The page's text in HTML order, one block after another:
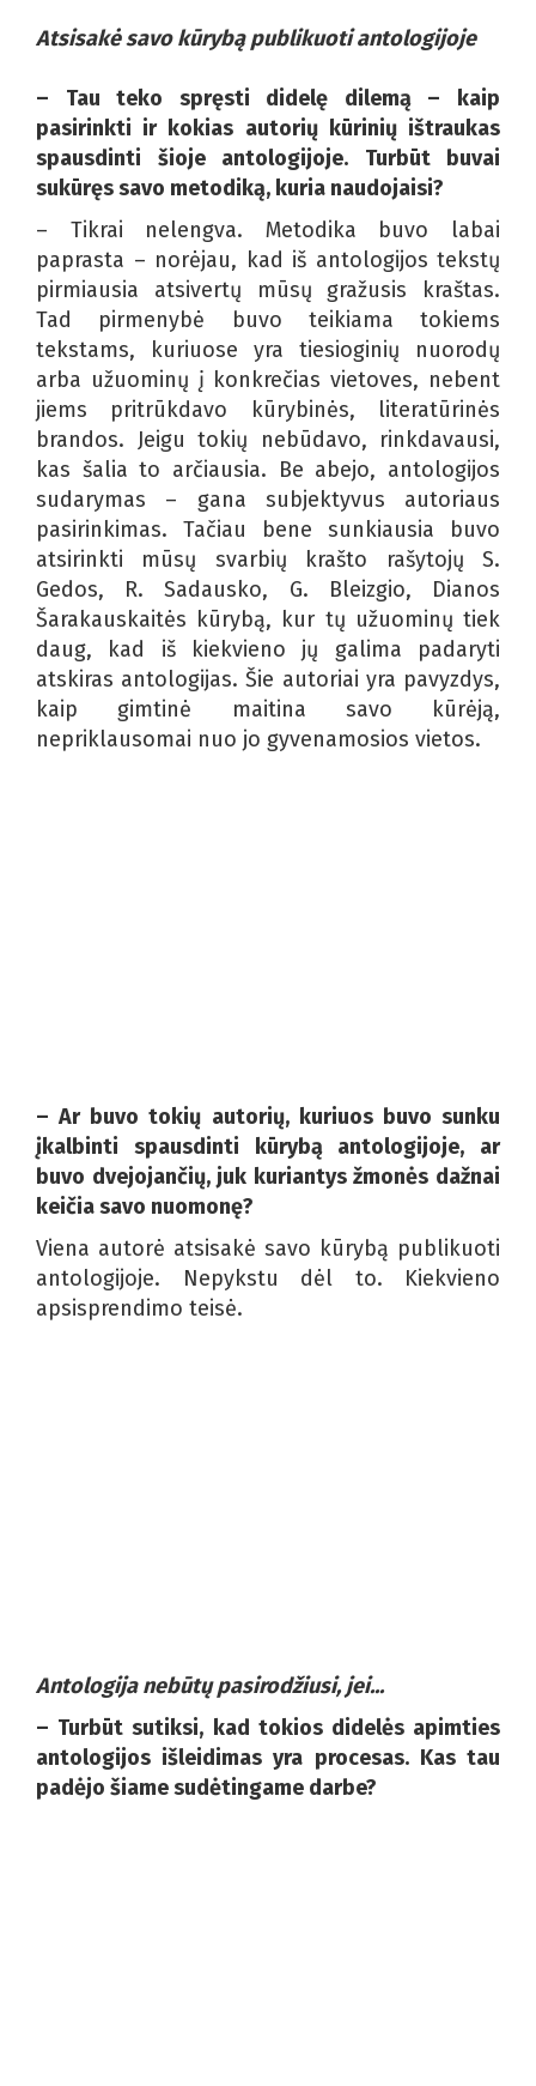
Atsisakė savo kūrybą publikuoti antologijoje
– Tau teko spręsti didelę dilemą – kaip
pasirinkti ir kokias autorių kūrinių ištraukas
spausdinti šioje antologijoje. Turbūt buvai
sukūręs savo metodiką, kuria naudojaisi?
– Tikrai nelengva. Metodika buvo labai
paprasta – norėjau, kad iš antologijos tekstų
pirmiausia atsivertų mūsų gražusis kraštas.
Tad pirmenybė buvo teikiama tokiems
tekstams, kuriuose yra tiesioginių nuorodų
arba užuominų į konkrečias vietoves, nebent
jiems pritrūkdavo kūrybinės, literatūrinės
brandos. Jeigu tokių nebūdavo, rinkdavausi,
kas šalia to arčiausia. Be abejo, antologijos
sudarymas – gana subjektyvus autoriaus
pasirinkimas. Tačiau bene sunkiausia buvo
atsirinkti mūsų svarbių krašto rašytojų S.
Gedos, R. Sadausko, G. Bleizgio, Dianos
Šarakauskaitės kūrybą, kur tų užuominų tiek
daug, kad iš kiekvieno jų galima padaryti
atskiras antologijas. Šie autoriai yra pavyzdys,
kaip gimtinė maitina savo kūrėją,
nepriklausomai nuo jo gyvenamosios vietos.
– Ar buvo tokių autorių, kuriuos buvo sunku
įkalbinti spausdinti kūrybą antologijoje, ar
buvo dvejojančių, juk kuriantys žmonės dažnai
keičia savo nuomonę?
Viena autorė atsisakė savo kūrybą publikuoti
antologijoje. Nepykstu dėl to. Kiekvieno
apsisprendimo teisė.
Antologija nebūtų pasirodžiusi, jei...
– Turbūt sutiksi, kad tokios didelės apimties
antologijos išleidimas yra procesas. Kas tau
padėjo šiame sudėtingame darbe?